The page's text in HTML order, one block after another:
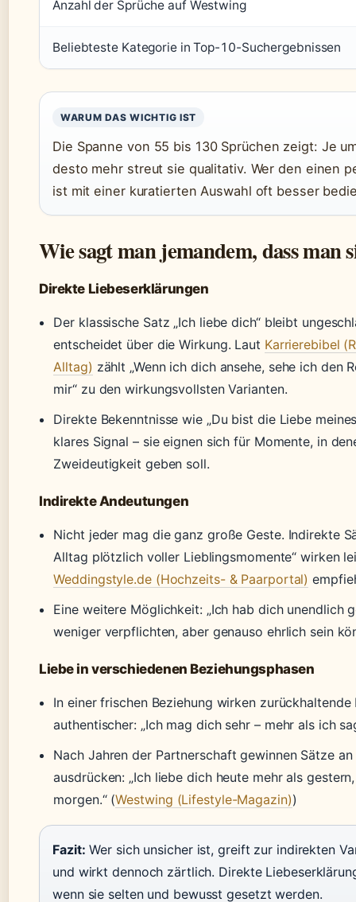
Anzahl der Sprüche auf Westwing
Beliebteste Kategorie in Top-10-Suchergebnissen
WARUM DAS WICHTIG IST
Die Spanne von 55 bis 130 Sprüchen zeigt: Je
desto mehr streut sie qualitativ. Wer den einen
ist mit einer kuratierten Auswahl oft besser
Wie sagt man jemandem, dass man
Direkte Liebeserklärungen
Der klassische Satz „Ich liebe dich“ bleibt
entscheidet über die Wirkung. Laut Karrierebibel
Alltag) zählt „Wenn ich dich ansehe, sehe ich den
mir“ zu den wirkungsvollsten Varianten.
Direkte Bekenntnisse wie „Du bist die Liebe
klares Signal – sie eignen sich für Momente, in
Zweideutigkeit geben soll.
Indirekte Andeutungen
Nicht jeder mag die ganz große Geste. Indirekte
Alltag plötzlich voller Lieblingsmomente“ wirken
Weddingstyle.de (Hochzeits- & Paarportal)
Eine weitere Möglichkeit: „Ich hab dich unendlich
weniger verpflichten, aber genauso ehrlich sein
Liebe in verschiedenen Beziehungsphasen
In einer frischen Beziehung wirken zurückhaltende
authentischer: „Ich mag dich sehr – mehr als ich
Nach Jahren der Partnerschaft gewinnen Sätze
ausdrücken: „Ich liebe dich heute mehr als
morgen.“ (Westwing (Lifestyle-Magazin))
Fazit: Wer sich unsicher ist, greift zur indirekten
und wirkt dennoch zärtlich. Direkte
wenn sie selten und bewusst gesetzt werden.